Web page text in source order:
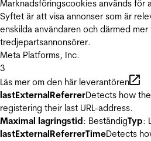
Marknadsföringscookies används
Syftet är att visa annonser som är
enskilda användaren och därmed
tredjepartsannonsörer.
Meta Platforms, Inc.
3
Läs mer om den här leverantören
lastExternalReferrerDetects how
registering their last URL-address.
Maximal lagringstid: BeständigTyp:
lastExternalReferrerTimeDetects